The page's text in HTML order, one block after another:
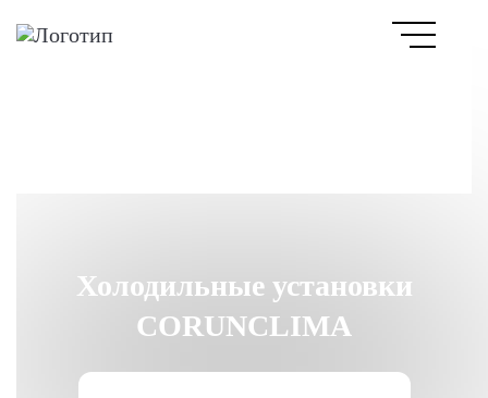
Холодильные установки
CORUNCLIMA